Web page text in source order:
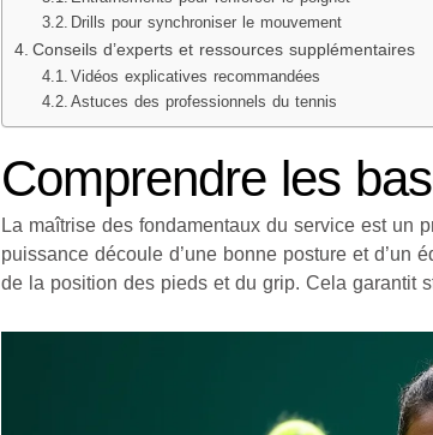
Drills pour synchroniser le mouvement
Conseils d’experts et ressources supplémentaires
Vidéos explicatives recommandées
Astuces des professionnels du tennis
Comprendre les
La maîtrise des fondamentaux du service est un
puissance découle d’une bonne posture et d’un
de la position des pieds et du grip. Cela garantit